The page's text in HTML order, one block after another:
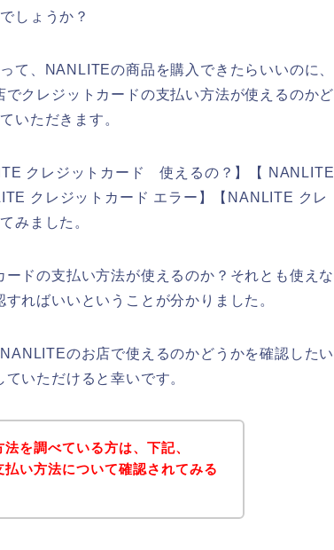
しょうか？
て、NANLITEの商品を購入できたらいいのに、
クレジットカードの支払い方法が使えるのかど
いただきます。
クレジットカード 使えるの？】【 NANLITE
クレジットカード エラー】【NANLITE クレ
みました。
ドの支払い方法が使えるのか？それとも使えな
ればいいということが分かりました。
のお店で使えるのかどうかを確認したい
いただけると幸いです。
を調べている方は、下記、
い方法について確認されてみる